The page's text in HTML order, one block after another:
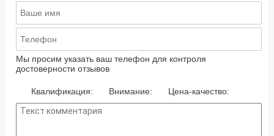
Мы просим указать ваш телефон для контроля
достоверности отзывов
Квалификация: Внимание: Цена-качество: